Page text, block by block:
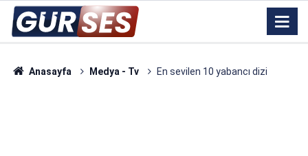
Anasayfa Medya - Tv En sevilen 10 yabancı dizi